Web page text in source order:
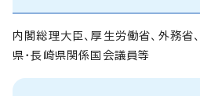
内閣総理大臣、厚生労働省、外務省
県・長崎県関係国会議員等